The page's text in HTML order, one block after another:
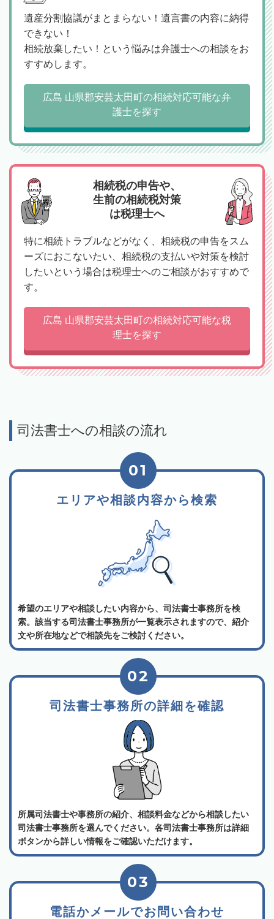
遺産分割協議がまとまらない！遺言書の内容に納得
できない！
相続放棄したい！という悩みは弁護士への相談をお
すすめします。
広島 山県郡安芸太田町の相続対応可能な弁
護士を探す
相続税の申告や、
生前の相続税対策
は税理士へ
特に相続トラブルなどがなく、相続税の申告をスム
ーズにおこないたい、相続税の支払いや対策を検討
したいという場合は税理士へのご相談がおすすめで
す。
広島 山県郡安芸太田町の相続対応可能な税
理士を探す
司法書士への相談の流れ
エリアや相談内容から検索
01
希望のエリアや相談したい内容から、司法書士事務所を検
索。該当する司法書士事務所が一覧表示されますので、紹介
文や所在地などで相談先をご検討ください。
司法書士事務所の詳細を確認
02
所属司法書士や事務所の紹介、相談料金などから相談したい
司法書士事務所を選んでください。各司法書士事務所は詳細
ボタンから詳しい情報をご確認いただけます。
電話かメールでお問い合わせ
03